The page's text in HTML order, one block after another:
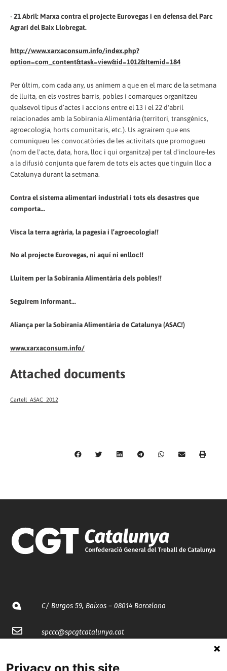
- 21 Abril: Marxa contra el projecte Eurovegas i en defensa del Parc
Agrari del Baix Llobregat.
http://www.xarxaconsum.info/index.php?
option=com_content&task=view&id=1012&Itemid=184
Per últim, com cada any, us animem a que en el marc de la setmana
de lluita, en els vostres barris, pobles i comarques organitzeu
qualsevol tipus d’actes i accions entre el 13 i el 22 d'abril
relacionades amb la Sobirania Alimentària (territori, transgènics,
agroecologia, horts comunitaris, etc.). Us agrairem que ens
comuniqueu les convocatòries de les activitats que promogueu
(nom de l'acte, data, hora, lloc i qui organitza) per tal d'incloure-les
a la difusió conjunta que farem de tots els actes que tinguin lloc a
Catalunya durant la setmana.
Contra el sistema alimentari industrial i tots els desastres que
comporta...
Visca la terra agrària, la pagesia i l’agroecologia!!
No al projecte Eurovegas, ni aquí ni enlloc!!
Lluitem per la Sobirania Alimentària dels pobles!!
Seguirem informant...
Aliança per la Sobirania Alimentària de Catalunya (ASAC!)
www.xarxaconsum.info/
Attached documents
Cartell_ASAC_2012
C/ Burgos 59, Baixos – 08014 Barcelona
spccc@spcgtcatalunya.cat